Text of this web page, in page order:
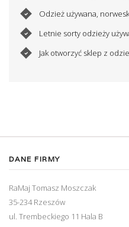
Odzież używana,
Letnie sorty odzieży
Jak otworzyć sklep z
DANE FIRMY
RaMaj Tomasz Moszczak
35-234 Rzeszów
ul. Trembeckiego 11 Hala B